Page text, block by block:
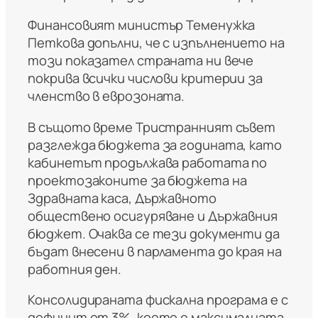
Финансовият министър Теменужка
Петкова допълни, че с изпълнението на
този показател страната ни вече
покрива всички числови критерии за
членство в еврозоната.
В същото време Тристранният съвет
разглежда бюджета за годината, като
кабинетът продължава работата по
проектозаконите за бюджета на
Здравната каса, Държавното
обществено осигуряване и Държавния
бюджет. Очаква се тези документи да
бъдат внесени в парламента до края на
работния ден.
Консолидираната фискална програма е с